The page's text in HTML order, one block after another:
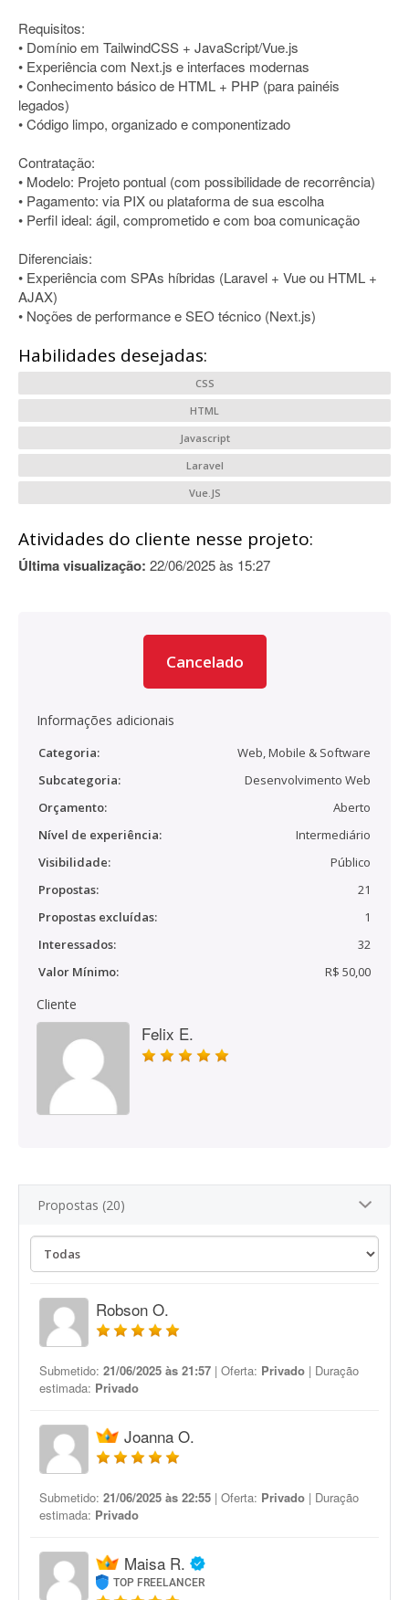
Requisitos:
• Domínio em TailwindCSS + JavaScript/Vue.js
• Experiência com Next.js e interfaces modernas
• Conhecimento básico de HTML + PHP (para painéis
legados)
• Código limpo, organizado e componentizado
Contratação:
• Modelo: Projeto pontual (com possibilidade de recorrência)
• Pagamento: via PIX ou plataforma de sua escolha
• Perfil ideal: ágil, comprometido e com boa comunicação
Diferenciais:
• Experiência com SPAs híbridas (Laravel + Vue ou HTML +
AJAX)
• Noções de performance e SEO técnico (Next.js)
Habilidades desejadas:
CSS
HTML
Javascript
Laravel
Vue.JS
Atividades do cliente nesse projeto:
Última visualização: 22/06/2025 às 15:27
Cancelado
Informações adicionais
Categoria:
Web, Mobile & Software
Subcategoria:
Desenvolvimento Web
Orçamento:
Aberto
Nível de experiência:
Intermediário
Visibilidade:
Público
Propostas:
21
Propostas excluídas:
1
Interessados:
32
Valor Mínimo:
R$ 50,00
Cliente
Felix E.
Propostas (20)
Robson O.
Submetido: 21/06/2025 às 21:57 | Oferta: Privado | Duração
estimada: Privado
Joanna O.
Submetido: 21/06/2025 às 22:55 | Oferta: Privado | Duração
estimada: Privado
Maisa R.
TOP FREELANCER